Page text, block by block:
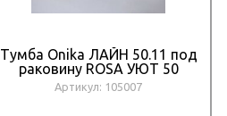
Тумба Onika ЛАЙН 50.11 под
раковину ROSA УЮТ 50
Артикул: 105007